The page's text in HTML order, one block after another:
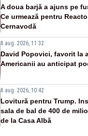
A doua barjă a ajuns pe
Ce urmează pentru
Cernavodă
8 aug. 2026, 11:32
David Popovici, favorit la
Americanii au anticipat
8 aug. 2026, 10:42
Lovitură pentru Trump.
sala de bal de 400 de
de la Casa Albă